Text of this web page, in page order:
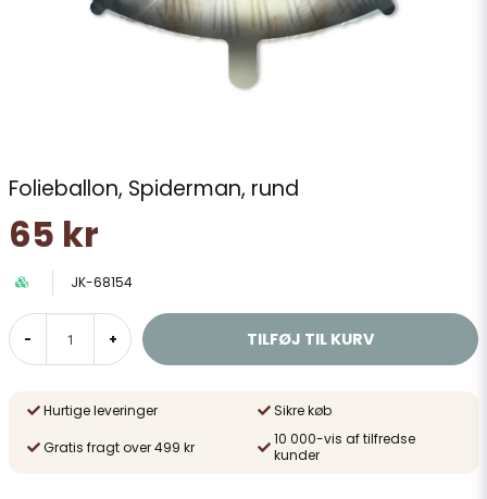
Folieballon, Spiderman, rund
65 kr
JK-68154
- + TILFØJ TIL KURV
Hurtige leveringer
Sikre køb
Gratis fragt over 499 kr
10 000-vis af tilfredse
kunder